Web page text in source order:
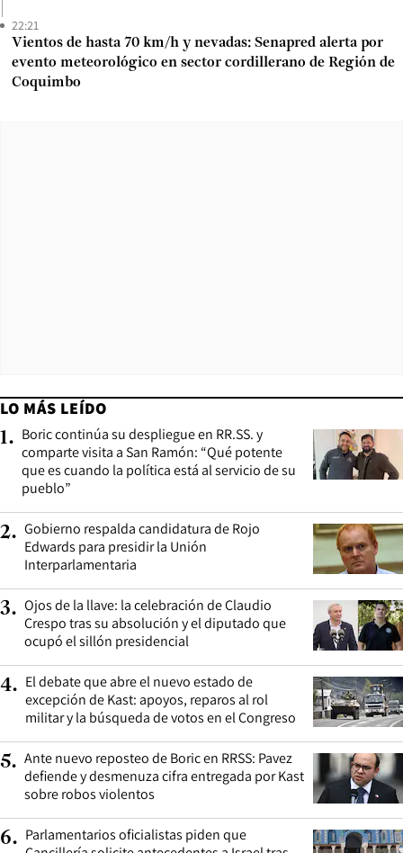
22:21
Vientos de hasta 70 km/h y nevadas: Senapred alerta por
evento meteorológico en sector cordillerano de Región de
Coquimbo
LO MÁS LEÍDO
1. Boric continúa su despliegue en RR.SS. y
comparte visita a San Ramón: “Qué potente
que es cuando la política está al servicio de su
pueblo”
2. Gobierno respalda candidatura de Rojo
Edwards para presidir la Unión
Interparlamentaria
3. Ojos de la llave: la celebración de Claudio
Crespo tras su absolución y el diputado que
ocupó el sillón presidencial
4. El debate que abre el nuevo estado de
excepción de Kast: apoyos, reparos al rol
militar y la búsqueda de votos en el Congreso
5. Ante nuevo reposteo de Boric en RRSS: Pavez
defiende y desmenuza cifra entregada por Kast
sobre robos violentos
6. Parlamentarios oficialistas piden que